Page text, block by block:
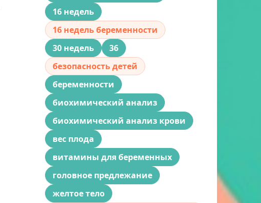
16 недель
16 недель беременности
30 недель
36
безопасность детей
беременности
биохимический анализ
биохимический анализ крови
вес плода
витамины для беременных
головное предлежание
желтое тело